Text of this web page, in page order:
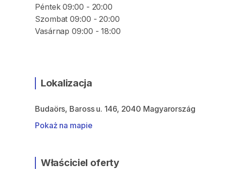
Péntek 09:00 - 20:00
Szombat 09:00 - 20:00
Vasárnap 09:00 - 18:00
Lokalizacja
Budaörs, Baross u. 146, 2040 Magyarország
Pokaż na mapie
Właściciel oferty